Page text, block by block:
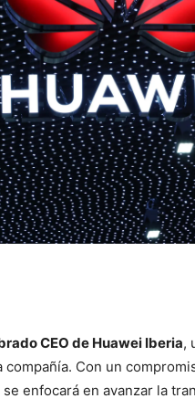
CEO de Huawei Iberia,
compañía. Con un
enfocará en avanzar la